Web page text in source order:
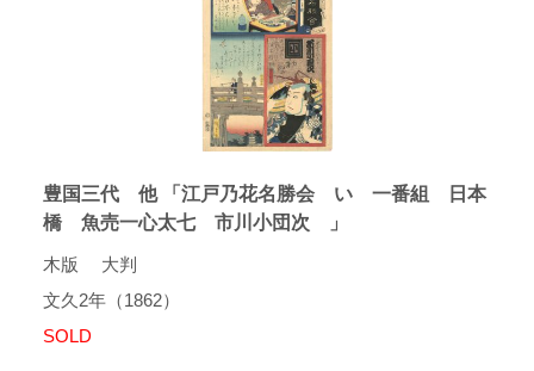
豊国三代 他 「江戸乃花名勝会 い 一番組 日本
橋 魚売一心太七 市川小団次 」
木版 大判
文久2年（1862）
SOLD